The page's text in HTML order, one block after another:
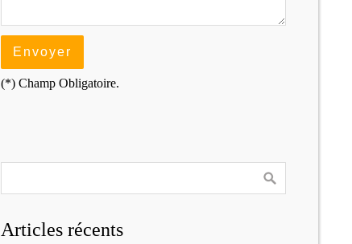
(*) Champ Obligatoire.
Articles récents